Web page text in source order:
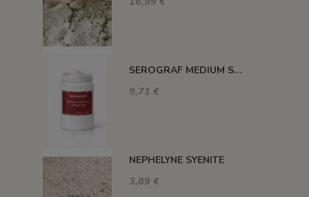
SEROGRAF MEDIUM SERIGRAPHIQUE SECHAGE RAPIDE
9,71 €
NEPHELYNE SYENITE
3,89 €